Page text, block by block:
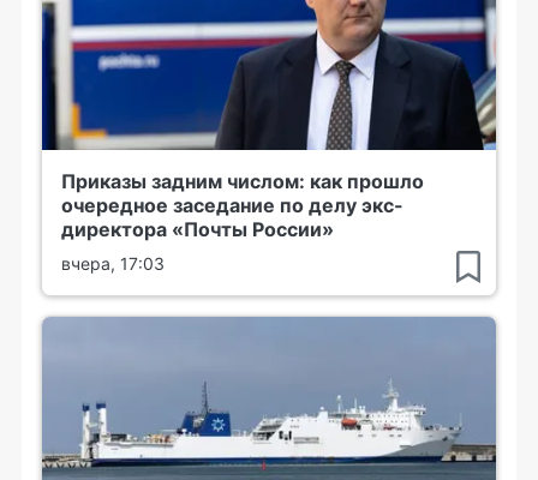
Приказы задним числом: как прошло
очередное заседание по делу экс-
директора «Почты России»
вчера, 17:03